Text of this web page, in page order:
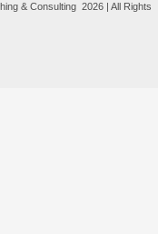
& Consulting 2026 | All Rights